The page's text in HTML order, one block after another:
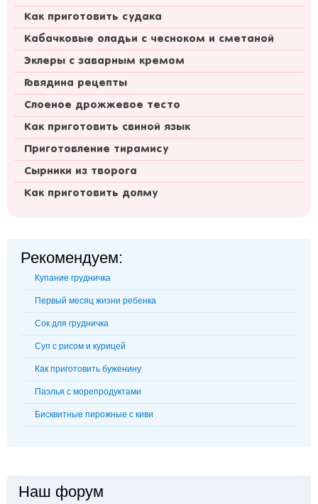
Как приготовить судака
Кабачковые оладьи с чесноком и сметаной
Эклеры с заварным кремом
Говядина рецепты
Слоеное дрожжевое тесто
Как приготовить свиной язык
Приготовление тирамису
Сырники из творога
Как приготовить долму
Рекомендуем:
Купание грудничка
Первый месяц жизни ребенка
Сок для грудничка
Суп с рисом и курицей
Как приготовить буженину
Паэлья с морепродуктами
Бисквитные пирожные с киви
Наш форум